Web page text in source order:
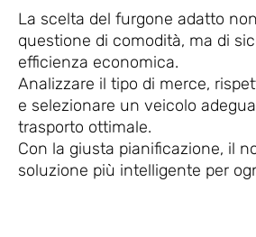
La scelta del furgone adatto
questione di comodità, ma di
efficienza economica.
Analizzare il tipo di merce,
e selezionare un veicolo
trasporto ottimale.
Con la giusta pianificazione, il
soluzione più intelligente per